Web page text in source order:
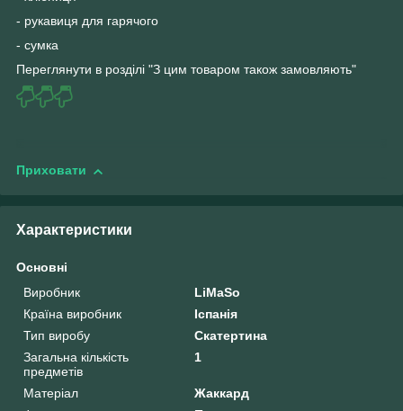
- рукавиця для гарячого
- сумка
Переглянути в розділі "З цим товаром також замовляють"
Приховати
Характеристики
Основні
Виробник
LiMaSo
Країна виробник
Іспанія
Тип виробу
Скатертина
Загальна кількість
предметів
1
Матеріал
Жаккард